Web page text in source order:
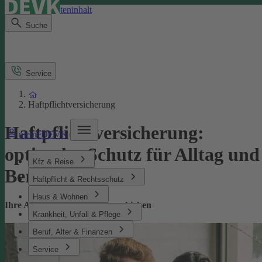
Direkt zum Seiteninhalt
Suche
meineDEVK
Kfz & Reise
Haftpflicht & Rechtsschutz
Haus & Wohnen
Krankheit, Unfall & Pflege
Beruf, Alter & Finanzen
Service
Service
Haftpflichtversicherung
Haftpflichtversicherung:
optimaler Schutz für Alltag und
Beruf
Ihre Absicherung bei Missgeschicken